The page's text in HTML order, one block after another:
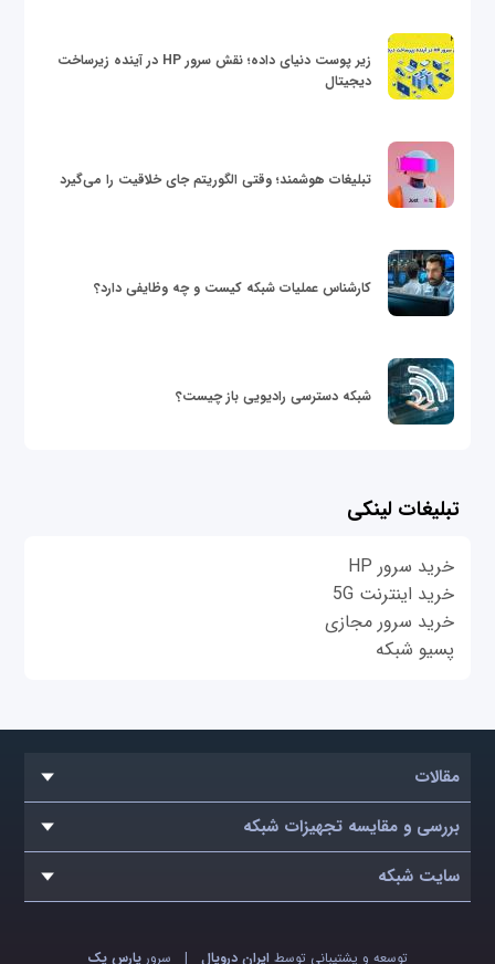
زیر پوست دنیای داده؛ نقش سرور HP در آینده زیرساخت
دیجیتال
تبلیغات هوشمند؛ وقتی الگوریتم جای خلاقیت را می‌گیرد
کارشناس عملیات شبکه کیست و چه وظایفی دارد؟
شبکه دسترسی رادیویی باز چیست؟
تبلیغات لینکی
خرید سرور HP
خرید اینترنت 5G
خرید سرور مجازی
پسیو شبکه
مقالات
بررسی و مقایسه تجهیزات شبکه
سایت شبکه
توسعه و پشتیبانی توسط ایران دروپال| سرور پارس پک